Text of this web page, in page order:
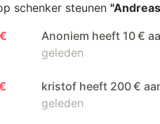
schenker steunen
Anoniem heeft 10 €
geleden
kristof heeft 200 €
geleden